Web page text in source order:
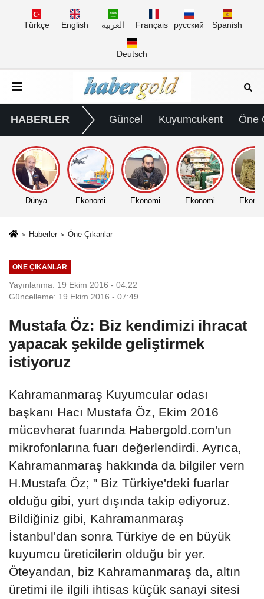
Türkçe English العربية Français русский Spanish
Deutsch
HABERLER Güncel Kuyumcukent Öne
Dünya Ekonomi Ekonomi Ekonomi
Haberler Öne Çıkanlar
ÖNE ÇIKANLAR
Yayınlanma: 19 Ekim 2016 - 04:22
Güncelleme: 19 Ekim 2016 - 07:49
Mustafa Öz: Biz kendimizi ihracat
yapacak şekilde geliştirmek
istiyoruz
Kahramanmaraş Kuyumcular odası
başkanı Hacı Mustafa Öz, Ekim 2016
mücevherat fuarında Habergold.com'un
mikrofonlarına fuarı değerlendirdi. Ayrıca,
Kahramanmaraş hakkında da bilgiler vern
H.Mustafa Öz; " Biz Türkiye'deki fuarlar
olduğu gibi, yurt dışında takip ediyoruz.
Bildiğiniz gibi, Kahramanmaraş
İstanbul'dan sonra Türkiye de en büyük
kuyumcu üreticilerin olduğu bir yer.
Öteyandan, biz Kahramanmaraş da, altın
üretimi ile ilgili ihtisas küçük sanayi sitesi